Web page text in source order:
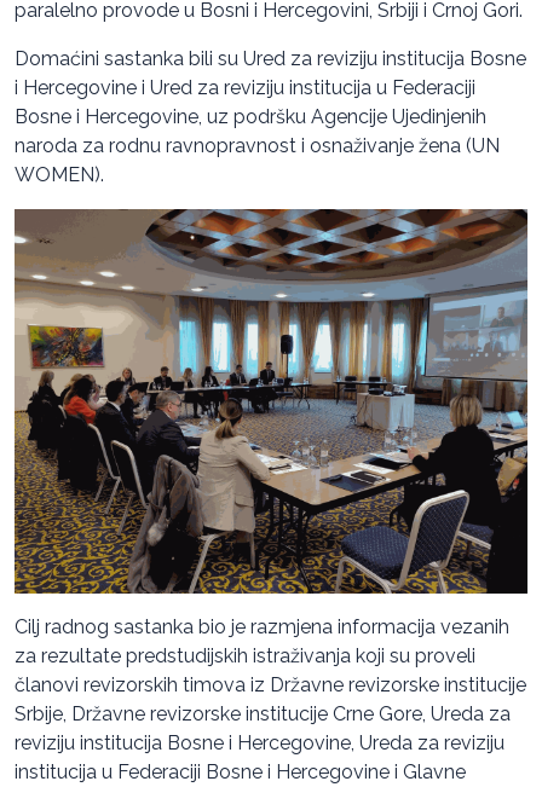
paralelno provode u Bosni i Hercegovini, Srbiji i Crnoj Gori.
Domaćini sastanka bili su Ured za reviziju institucija Bosne
i Hercegovine i Ured za reviziju institucija u Federaciji
Bosne i Hercegovine, uz podršku Agencije Ujedinjenih
naroda za rodnu ravnopravnost i osnaživanje žena (UN
WOMEN).
Cilj radnog sastanka bio je razmjena informacija vezanih
za rezultate predstudijskih istraživanja koji su proveli
članovi revizorskih timova iz Državne revizorske institucije
Srbije, Državne revizorske institucije Crne Gore, Ureda za
reviziju institucija Bosne i Hercegovine, Ureda za reviziju
institucija u Federaciji Bosne i Hercegovine i Glavne